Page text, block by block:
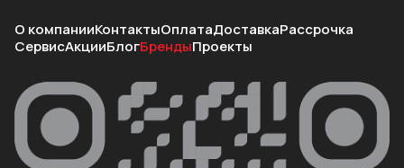
О компанииКонтактыОплатаДоставкаРассрочка
СервисАкцииБлогБрендыПроекты